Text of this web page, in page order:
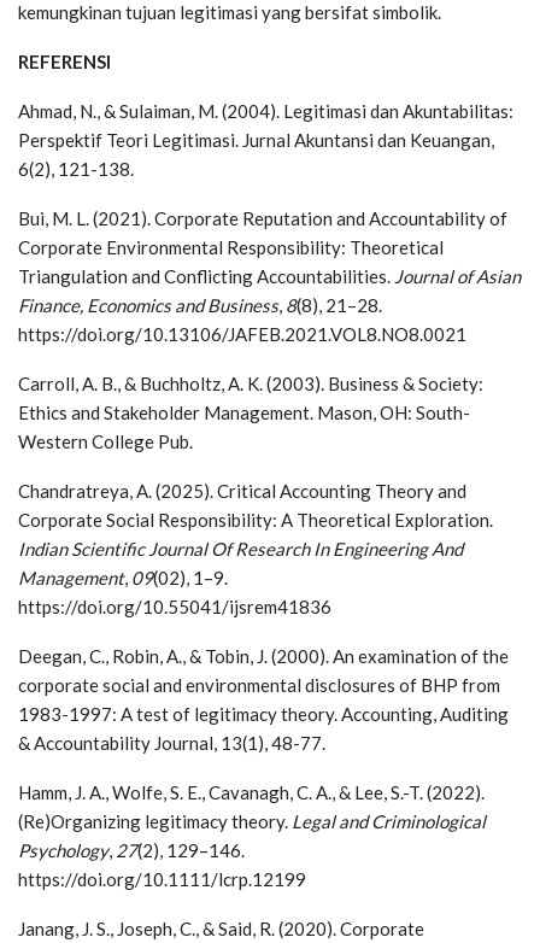
kemungkinan tujuan legitimasi yang bersifat simbolik.
REFERENSI
Ahmad, N., & Sulaiman, M. (2004). Legitimasi dan Akuntabilitas:
Perspektif Teori Legitimasi. Jurnal Akuntansi dan Keuangan,
6(2), 121-138.
Bui, M. L. (2021). Corporate Reputation and Accountability of
Corporate Environmental Responsibility: Theoretical
Triangulation and Conflicting Accountabilities. Journal of Asian
Finance, Economics and Business, 8(8), 21–28.
https://doi.org/10.13106/JAFEB.2021.VOL8.NO8.0021
Carroll, A. B., & Buchholtz, A. K. (2003). Business & Society:
Ethics and Stakeholder Management. Mason, OH: South-
Western College Pub.
Chandratreya, A. (2025). Critical Accounting Theory and
Corporate Social Responsibility: A Theoretical Exploration.
Indian Scientific Journal Of Research In Engineering And
Management, 09(02), 1–9.
https://doi.org/10.55041/ijsrem41836
Deegan, C., Robin, A., & Tobin, J. (2000). An examination of the
corporate social and environmental disclosures of BHP from
1983-1997: A test of legitimacy theory. Accounting, Auditing
& Accountability Journal, 13(1), 48-77.
Hamm, J. A., Wolfe, S. E., Cavanagh, C. A., & Lee, S.-T. (2022).
(Re)Organizing legitimacy theory. Legal and Criminological
Psychology, 27(2), 129–146.
https://doi.org/10.1111/lcrp.12199
Janang, J. S., Joseph, C., & Said, R. (2020). Corporate